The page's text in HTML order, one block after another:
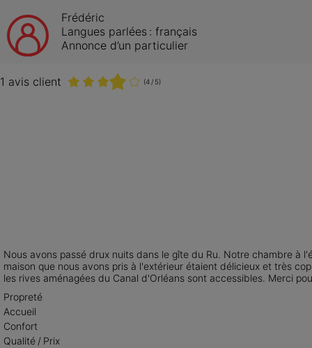
Frédéric
Langues parlées : français
Annonce d’un particulier
1 avis client (4 / 5)
Nous avons passé drux nuits dans le gîte du Ru. Notre chambre à
maison que nous avons pris à l'extérieur étaient délicieux et très
les rives aménagées du Canal d'Orléans sont accessibles. Merci
Propreté
Accueil
Confort
Qualité / Prix